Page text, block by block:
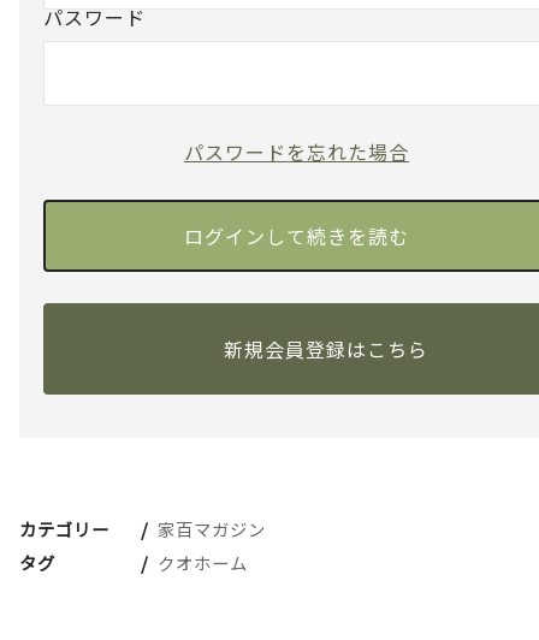
パスワード
パスワードを忘れた場合
新規会員登録はこちら
カテゴリー
家百マガジン
タグ
クオホーム